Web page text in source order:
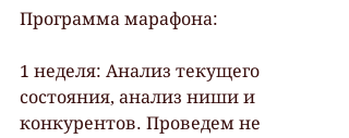
Программа марафона:
1 неделя: Анализ текущего
состояния, анализ ниши и
конкурентов. Проведем не